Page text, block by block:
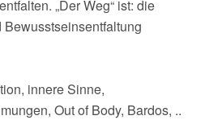
„Der Weg“ ist: die
innere Sinne,
Out of Body, Bardos, ..